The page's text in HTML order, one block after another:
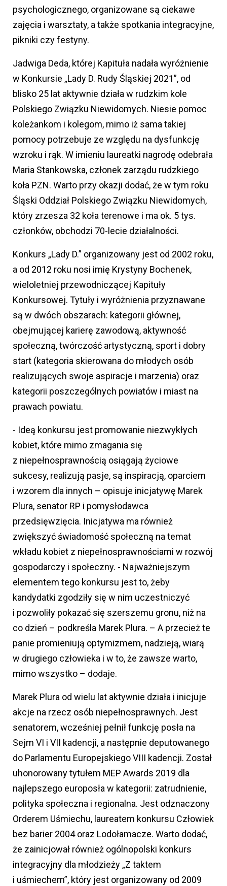
psychologicznego, organizowane są ciekawe
zajęcia i warsztaty, a także spotkania integracyjne,
pikniki czy festyny.
Jadwiga Deda, której Kapituła nadała wyróżnienie
w Konkursie „Lady D. Rudy Śląskiej 2021”, od
blisko 25 lat aktywnie działa w rudzkim kole
Polskiego Związku Niewidomych. Niesie pomoc
koleżankom i kolegom, mimo iż sama takiej
pomocy potrzebuje ze względu na dysfunkcję
wzroku i rąk. W imieniu laureatki nagrodę odebrała
Maria Stankowska, członek zarządu rudzkiego
koła PZN. Warto przy okazji dodać, że w tym roku
Śląski Oddział Polskiego Związku Niewidomych,
który zrzesza 32 koła terenowe i ma ok. 5 tys.
członków, obchodzi 70-lecie działalności.
Konkurs „Lady D.” organizowany jest od 2002 roku,
a od 2012 roku nosi imię Krystyny Bochenek,
wieloletniej przewodniczącej Kapituły
Konkursowej. Tytuły i wyróżnienia przyznawane
są w dwóch obszarach: kategorii głównej,
obejmującej karierę zawodową, aktywność
społeczną, twórczość artystyczną, sport i dobry
start (kategoria skierowana do młodych osób
realizujących swoje aspiracje i marzenia) oraz
kategorii poszczególnych powiatów i miast na
prawach powiatu.
- Ideą konkursu jest promowanie niezwykłych
kobiet, które mimo zmagania się
z niepełnosprawnością osiągają życiowe
sukcesy, realizują pasje, są inspiracją, oparciem
i wzorem dla innych – opisuje inicjatywę Marek
Plura, senator RP i pomysłodawca
przedsięwzięcia. Inicjatywa ma również
zwiększyć świadomość społeczną na temat
wkładu kobiet z niepełnosprawnościami w rozwój
gospodarczy i społeczny. - Najważniejszym
elementem tego konkursu jest to, żeby
kandydatki zgodziły się w nim uczestniczyć
i pozwoliły pokazać się szerszemu gronu, niż na
co dzień – podkreśla Marek Plura. – A przecież te
panie promieniują optymizmem, nadzieją, wiarą
w drugiego człowieka i w to, że zawsze warto,
mimo wszystko – dodaje.
Marek Plura od wielu lat aktywnie działa i inicjuje
akcje na rzecz osób niepełnosprawnych. Jest
senatorem, wcześniej pełnił funkcję posła na
Sejm VI i VII kadencji, a następnie deputowanego
do Parlamentu Europejskiego VIII kadencji. Został
uhonorowany tytułem MEP Awards 2019 dla
najlepszego europosła w kategorii: zatrudnienie,
polityka społeczna i regionalna. Jest odznaczony
Orderem Uśmiechu, laureatem konkursu Człowiek
bez barier 2004 oraz Lodołamacze. Warto dodać,
że zainicjował również ogólnopolski konkurs
integracyjny dla młodzieży „Z taktem
i uśmiechem”, który jest organizowany od 2009